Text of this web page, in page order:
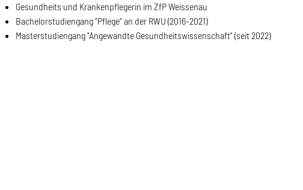
Gesundheits und Krankenpflegerin im ZfP Weissenau
Bachelorstudiengang "Pflege" an der RWU (2016-2021)
Masterstudiengang "Angewandte Gesundheitswissenschaft" (seit 2022)